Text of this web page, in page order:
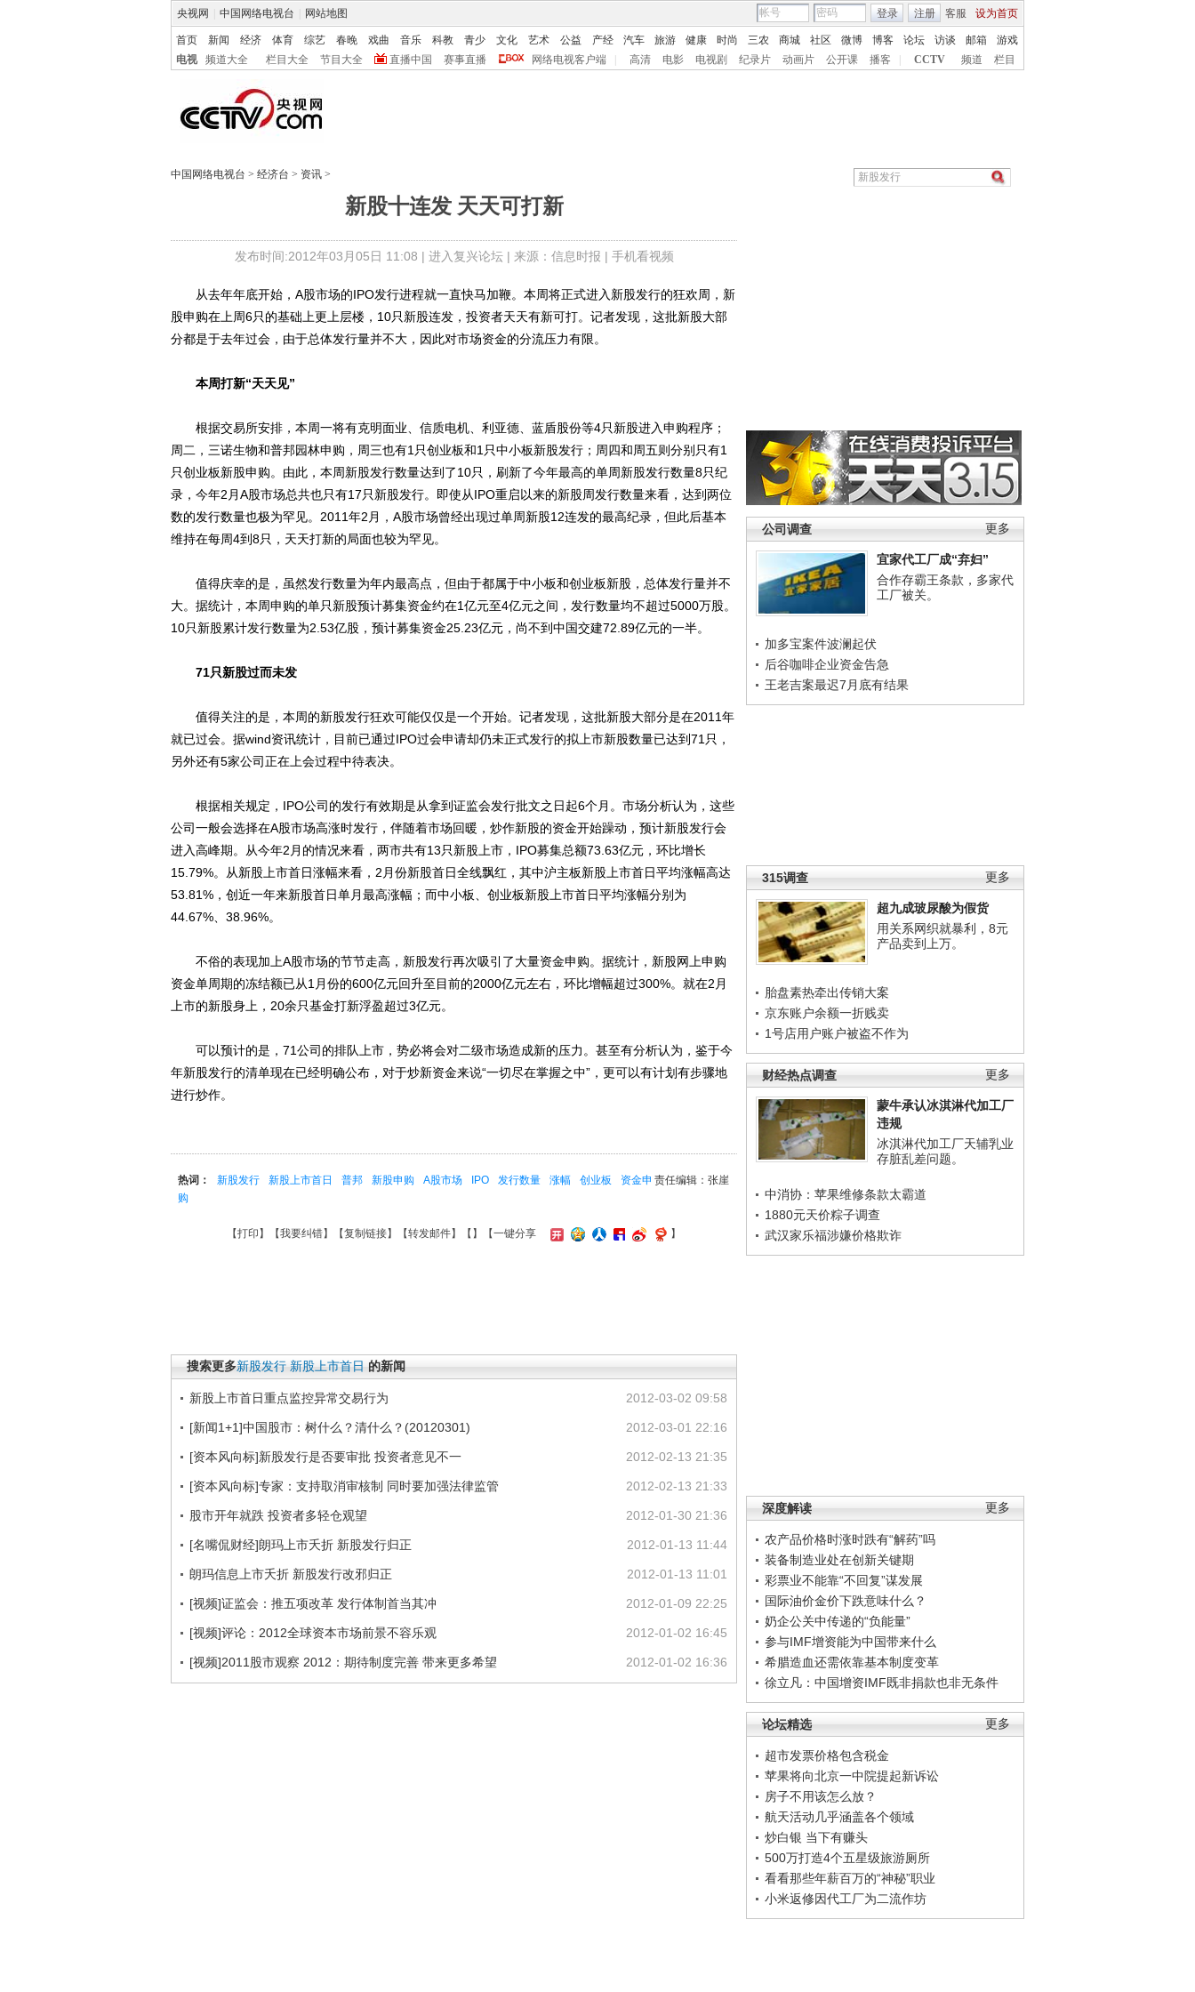
央视网 中国网络电视台 网站地图 客服 设为首页
登录 注册
首页 新闻 经济 体育 综艺 春晚 戏曲 音乐 科教 青少 文化 艺术 公益 产经 汽车 旅游 健康 时尚 三农 商城 社区 微博 博客 论坛 访谈 邮箱
游戏
电视
频道大全 栏目大全 节目大全 直播中国 赛事直播 网络电视客户端 高清 电影 电视剧 纪录片 动画片 公开课 播客 CCTV 频道 栏目
中国网络电视台 > 经济台 > 资讯 >
新股十连发 天天可打新
发布时间:2012年03月05日 11:08 | 进入复兴论坛| 来源：信息时报 | 手机看视频
更多
公司调查
宜家代工厂成“弃妇”
合作存霸王条款，多家代
工厂被关。
加多宝案件波澜起伏
后谷咖啡企业资金告急
王老吉案最迟7月底有结果
更多
315调查
超九成玻尿酸为假货
用关系网织就暴利，8元
产品卖到上万。
胎盘素热牵出传销大案
京东账户余额一折贱卖
1号店用户账户被盗不作为
更多
财经热点调查
蒙牛承认冰淇淋代加工厂
违规
冰淇淋代加工厂天辅乳业
存脏乱差问题。
中消协：苹果维修条款太霸道
1880元天价粽子调查
武汉家乐福涉嫌价格欺诈
更多
深度解读
农产品价格时涨时跌有“解药”吗
装备制造业处在创新关键期
彩票业不能靠“不回复”谋发展
国际油价金价下跌意味什么？
奶企公关中传递的“负能量”
参与IMF增资能为中国带来什么
希腊造血还需依靠基本制度变革
徐立凡：中国增资IMF既非捐款也非无条件
更多
论坛精选
超市发票价格包含税金
苹果将向北京一中院提起新诉讼
房子不用该怎么放？
航天活动几乎涵盖各个领域
炒白银 当下有赚头
500万打造4个五星级旅游厕所
看看那些年薪百万的“神秘”职业
小米返修因代工厂为二流作坊
从去年年底开始，A股市场的IPO发行进程就一直快马加鞭。本周将正式进入新股发行的狂欢周，新
股申购在上周6只的基础上更上层楼，10只新股连发，投资者天天有新可打。记者发现，这批新股大部
分都是于去年过会，由于总体发行量并不大，因此对市场资金的分流压力有限。
本周打新“天天见”
根据交易所安排，本周一将有克明面业、信质电机、利亚德、蓝盾股份等4只新股进入申购程序；
周二，三诺生物和普邦园林申购，周三也有1只创业板和1只中小板新股发行；周四和周五则分别只有1
只创业板新股申购。由此，本周新股发行数量达到了10只，刷新了今年最高的单周新股发行数量8只纪
录，今年2月A股市场总共也只有17只新股发行。即使从IPO重启以来的新股周发行数量来看，达到两位
数的发行数量也极为罕见。2011年2月，A股市场曾经出现过单周新股12连发的最高纪录，但此后基本
维持在每周4到8只，天天打新的局面也较为罕见。
值得庆幸的是，虽然发行数量为年内最高点，但由于都属于中小板和创业板新股，总体发行量并不
大。据统计，本周申购的单只新股预计募集资金约在1亿元至4亿元之间，发行数量均不超过5000万股。
10只新股累计发行数量为2.53亿股，预计募集资金25.23亿元，尚不到中国交建72.89亿元的一半。
71只新股过而未发
值得关注的是，本周的新股发行狂欢可能仅仅是一个开始。记者发现，这批新股大部分是在2011年
就已过会。据wind资讯统计，目前已通过IPO过会申请却仍未正式发行的拟上市新股数量已达到71只，
另外还有5家公司正在上会过程中待表决。
根据相关规定，IPO公司的发行有效期是从拿到证监会发行批文之日起6个月。市场分析认为，这些
公司一般会选择在A股市场高涨时发行，伴随着市场回暖，炒作新股的资金开始躁动，预计新股发行会
进入高峰期。从今年2月的情况来看，两市共有13只新股上市，IPO募集总额73.63亿元，环比增长
15.79%。从新股上市首日涨幅来看，2月份新股首日全线飘红，其中沪主板新股上市首日平均涨幅高达
53.81%，创近一年来新股首日单月最高涨幅；而中小板、创业板新股上市首日平均涨幅分别为
44.67%、38.96%。
不俗的表现加上A股市场的节节走高，新股发行再次吸引了大量资金申购。据统计，新股网上申购
资金单周期的冻结额已从1月份的600亿元回升至目前的2000亿元左右，环比增幅超过300%。就在2月
上市的新股身上，20余只基金打新浮盈超过3亿元。
可以预计的是，71公司的排队上市，势必将会对二级市场造成新的压力。甚至有分析认为，鉴于今
年新股发行的清单现在已经明确公布，对于炒新资金来说“一切尽在掌握之中”，更可以有计划有步骤地
进行炒作。
责任编辑：张崖
热词： 新股发行 新股上市首日 普邦 新股申购 A股市场 IPO 发行数量 涨幅 创业板
资金申
购
【打印 】【我要纠错】【复制链接】【转发邮件】【 】 【一键分享 】
搜索更多新股发行 新股上市首日 的新闻
2012-03-02 09:58
新股上市首日重点监控异常交易行为
2012-03-01 22:16
[新闻1+1]中国股市：树什么？清什么？(20120301)
2012-02-13 21:35
[资本风向标]新股发行是否要审批 投资者意见不一
2012-02-13 21:33
[资本风向标]专家：支持取消审核制 同时要加强法律监管
2012-01-30 21:36
股市开年就跌 投资者多轻仓观望
2012-01-13 11:44
[名嘴侃财经]朗玛上市夭折 新股发行归正
2012-01-13 11:01
朗玛信息上市夭折 新股发行改邪归正
2012-01-09 22:25
[视频]证监会：推五项改革 发行体制首当其冲
2012-01-02 16:45
[视频]评论：2012全球资本市场前景不容乐观
2012-01-02 16:36
[视频]2011股市观察 2012：期待制度完善 带来更多希望